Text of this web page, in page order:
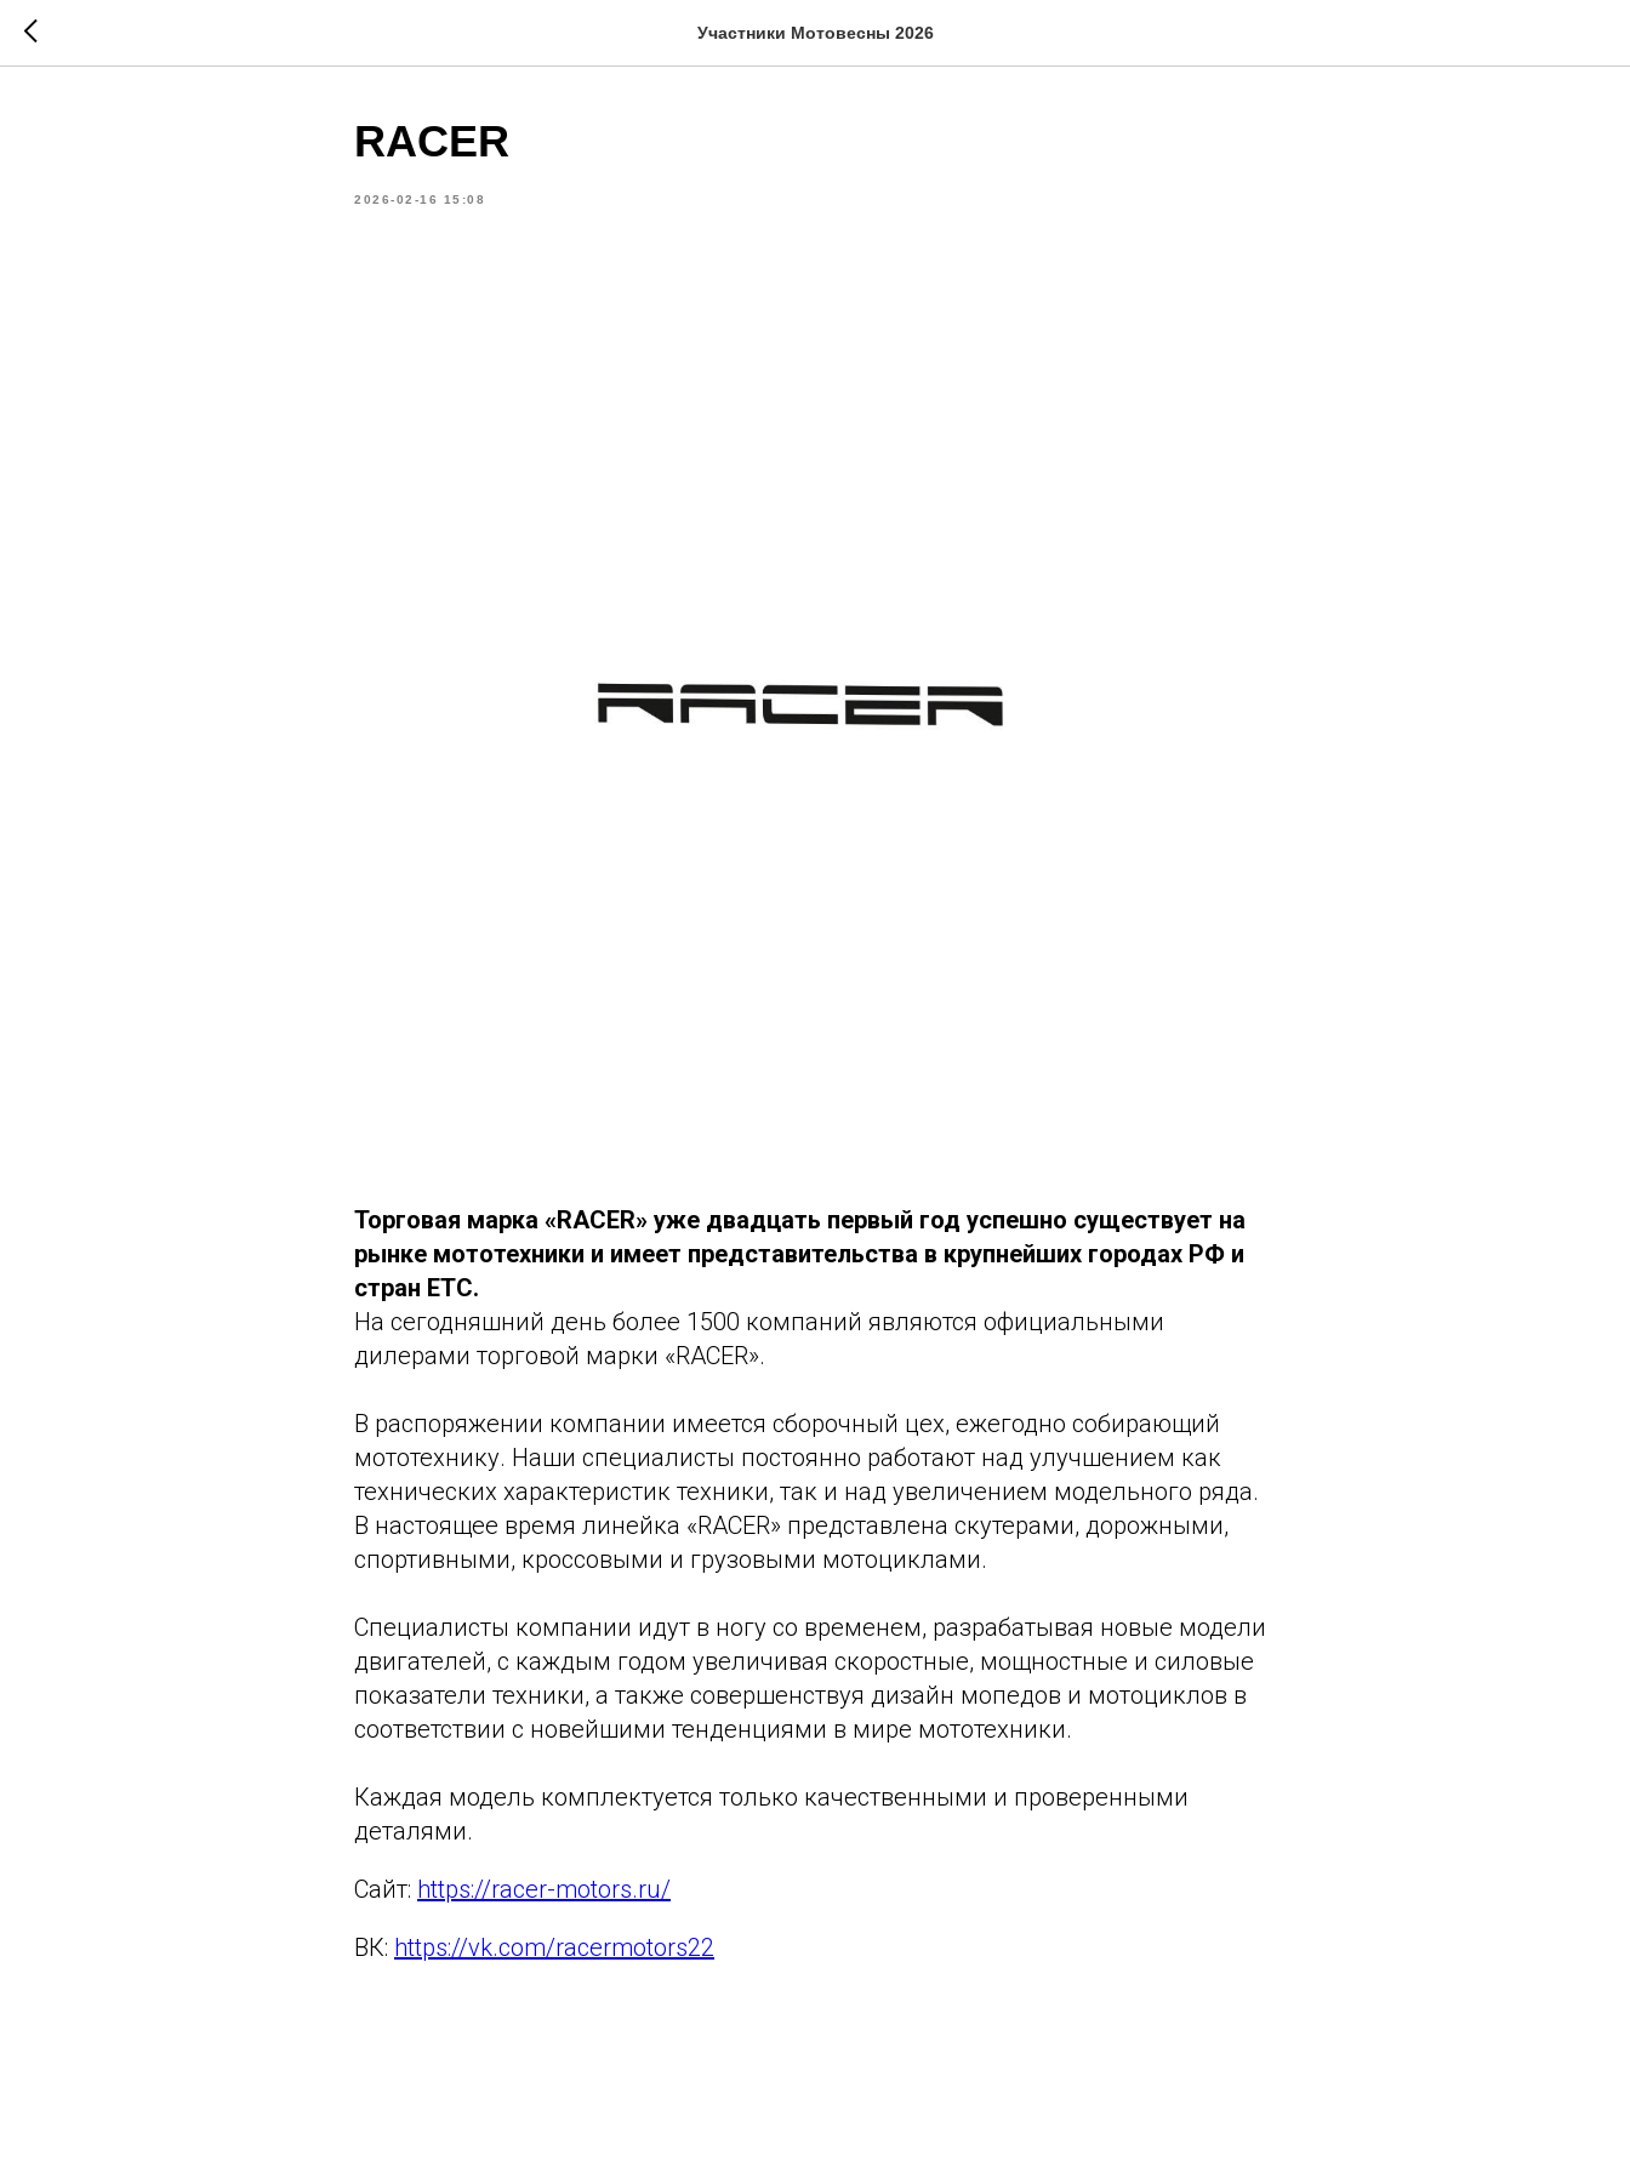
Участники Мотовесны 2026
RACER
2026-02-16 15:08
Торговая марка «RACER» уже двадцать первый год успешно существует на
рынке мототехники и имеет представительства в крупнейших городах РФ и
стран ЕТС.
На сегодняшний день более 1500 компаний являются официальными
дилерами торговой марки «RACER».
В распоряжении компании имеется сборочный цех, ежегодно собирающий
мототехнику. Наши специалисты постоянно работают над улучшением как
технических характеристик техники, так и над увеличением модельного ряда.
В настоящее время линейка «RACER» представлена скутерами, дорожными,
спортивными, кроссовыми и грузовыми мотоциклами.
Специалисты компании идут в ногу со временем, разрабатывая новые модели
двигателей, с каждым годом увеличивая скоростные, мощностные и силовые
показатели техники, а также совершенствуя дизайн мопедов и мотоциклов в
соответствии с новейшими тенденциями в мире мототехники.
Каждая модель комплектуется только качественными и проверенными
деталями.
Сайт: https://racer-motors.ru/
ВК: https://vk.com/racermotors22